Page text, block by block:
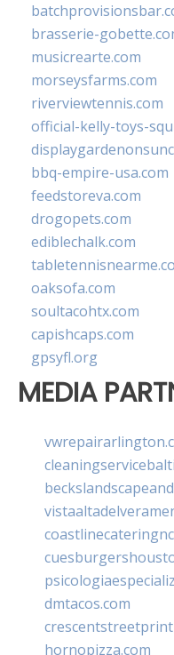
brasserie-
musicrearte.com
morseysfarms.com
riverviewtennis.com
official-kelly-toys-
bbq-empire-usa.com
feedstoreva.com
drogopets.com
ediblechalk.com
oaksofa.com
soultacohtx.com
capishcaps.com
gpsyfl.org
MEDIA
dmtacos.com
hornopizza.com